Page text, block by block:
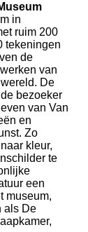
in
ruim 200
tekeningen
de
van
De
bezoeker
van Van
en
Zo
kleur,
te
een
museum,
als De